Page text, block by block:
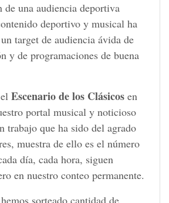
de una audiencia deportiva
deportivo y musical ha
target de audiencia ávida de
y de programaciones de buena
Escenario de los Clásicos en
portal musical y noticioso
trabajo que ha sido del agrado
muestra de ello es el número
día, cada hora, siguen
en nuestro conteo permanente.
sorteado cantidad de